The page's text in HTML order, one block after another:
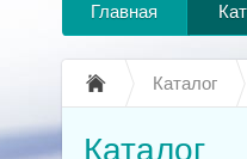
Главная
Каталог
Каталог